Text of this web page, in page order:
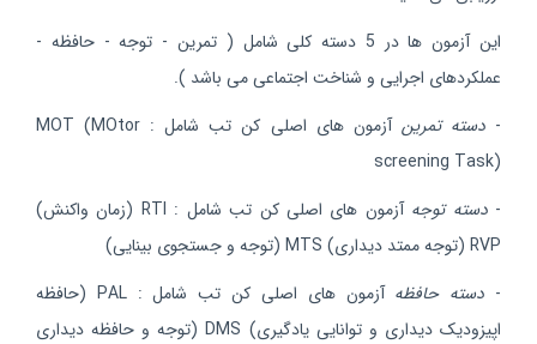
این آزمون ها در 5 دسته کلی شامل ( تمرین - توجه - حافظه -
عملکردهای اجرایی و شناخت اجتماعی می باشد ).
-دسته تمرین
آزمون های اصلی کن تب شامل : MOT (MOtor
screening Task)
-دسته توجه
آزمون های اصلی کن تب شامل : RTI (زمان واکنش)
RVP (توجه ممتد دیداری) MTS (توجه و جستجوی بینایی)
- دسته حافظه
آزمون های اصلی کن تب شامل : PAL (حافظه
اپیزودیک دیداری و توانایی یادگیری) DMS (توجه و حافظه دیداری